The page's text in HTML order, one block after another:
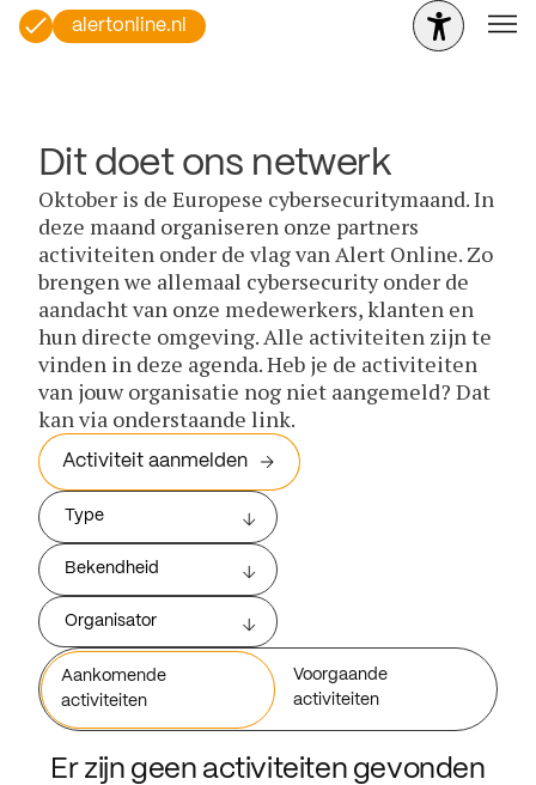
alertonline.nl
Dit doet ons netwerk
Oktober is de Europese cybersecuritymaand. In
deze maand organiseren onze partners
activiteiten onder de vlag van Alert Online. Zo
brengen we allemaal cybersecurity onder de
aandacht van onze medewerkers, klanten en
hun directe omgeving. Alle activiteiten zijn te
vinden in deze agenda. Heb je de activiteiten
van jouw organisatie nog niet aangemeld? Dat
kan via onderstaande link.
Activiteit aanmelden
Type
Bekendheid
Organisator
Aankomende
activiteiten
Voorgaande
activiteiten
Er zijn geen activiteiten gevonden